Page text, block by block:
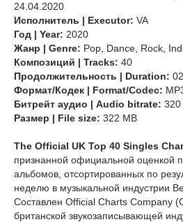
24.04.2020
Исполнитель | Executor: VA
Год | Year: 2020
Жанр | Genre: Pop, Dance, Rock,
Композиций | Tracks: 40
Продолжительность | Duration:
Формат/Кодек | Format/Codec:
Битрейт аудио | Audio bitrate: 320
Размер | File size: 322 MB
The Official UK Top 40 Singles
признанной официальной оценкой
альбомов, отсортированных по
неделю в музыкальной индустрии
Составлен Official Charts Company
британской звукозаписывающей